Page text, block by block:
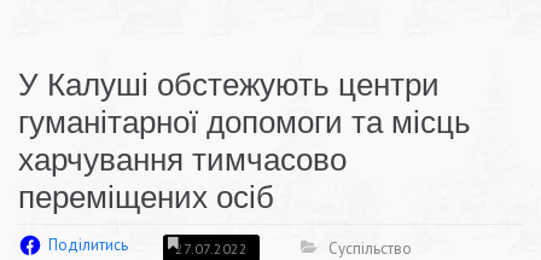
У Калуші обстежують центри
гуманітарної допомоги та місць
харчування тимчасово
переміщених осіб
Поділитись 27.07.2022 Суспільство